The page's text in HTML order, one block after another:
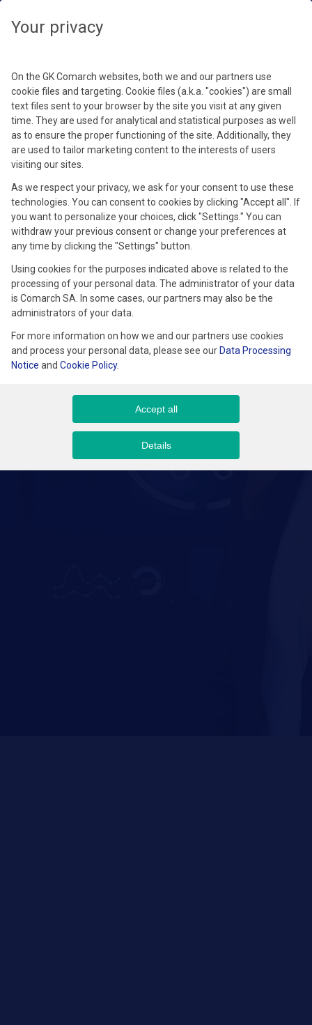
Kontynuuj
Your privacy
On the GK Comarch websites, both we and our partners use
cookie files and targeting. Cookie files (a.k.a. "cookies") are small
text files sent to your browser by the site you visit at any given
time. They are used for analytical and statistical purposes as well
as to ensure the proper functioning of the site. Additionally, they
are used to tailor marketing content to the interests of users
visiting our sites.
As we respect your privacy, we ask for your consent to use these
technologies. You can consent to cookies by clicking "Accept all". If
you want to personalize your choices, click "Settings." You can
withdraw your previous consent or change your preferences at
any time by clicking the "Settings" button.
Using cookies for the purposes indicated above is related to the
processing of your personal data. The administrator of your data
is Comarch SA. In some cases, our partners may also be the
administrators of your data.
For more information on how we and our partners use cookies
and process your personal data, please see our Data Processing
Notice and Cookie Policy.
Accept all
Details
Magdalena Mamcarczyk
Product Marketing Manager
Absolwentka Uniwersytetu Jagiellońskiego, związana z firmą
Comarch od 2021 roku. Na stanowisku Product Marketing
Manager w obszarze e-commerce odpowiada za tworzenie
i realizację strategii produktowo-marketingowej, łącząc potrzeby
rynku z realną wartością biznesową. Skupia się na edukowaniu
i wspieraniu Klientów oraz budowaniu świadomości marki opartej
na zaufaniu i eksperckiej wiedzy.